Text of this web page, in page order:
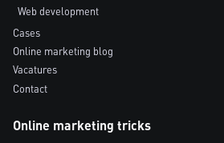
Web development
Cases
Online marketing blog
Vacatures
Contact
Online marketing tricks